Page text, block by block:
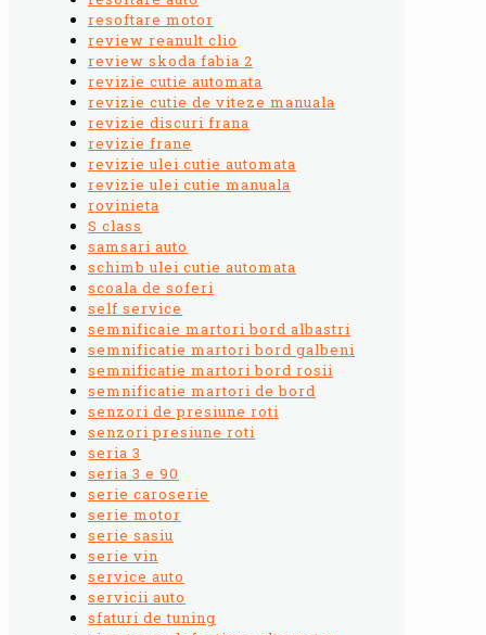
resoftare motor
review reanult clio
review skoda fabia 2
revizie cutie automata
revizie cutie de viteze manuala
revizie discuri frana
revizie frane
revizie ulei cutie automata
revizie ulei cutie manuala
rovinieta
S class
samsari auto
schimb ulei cutie automata
scoala de soferi
self service
semnificaie martori bord albastri
semnificatie martori bord galbeni
semnificatie martori bord rosii
semnificatie martori de bord
senzori de presiune roti
senzori presiune roti
seria 3
seria 3 e 90
serie caroserie
serie motor
serie sasiu
serie vin
service auto
servicii auto
sfaturi de tuning